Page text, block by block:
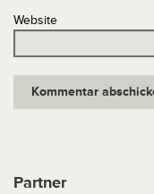
Website
Partner